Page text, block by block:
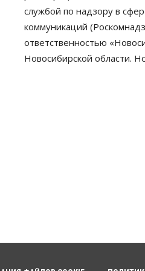
службой по надзору в
коммуникаций
ответственностью
Новосибирской области.